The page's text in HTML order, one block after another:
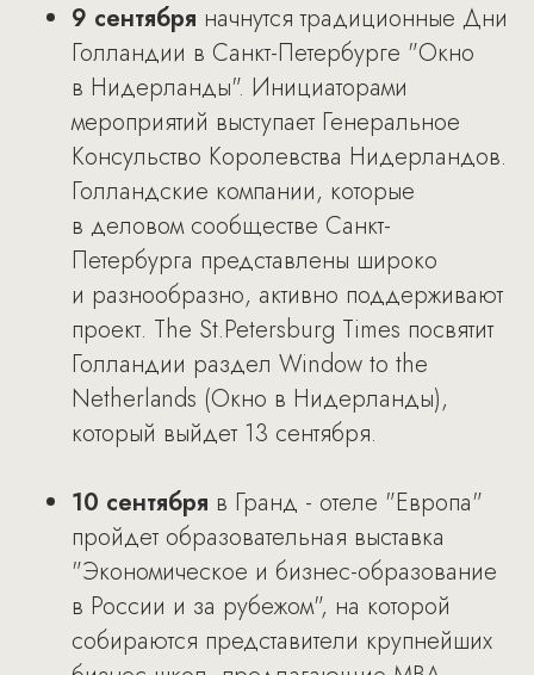
9 сентября начнутся традиционные Дни
Голландии в Санкт-Петербурге "Окно
в Нидерланды". Инициаторами
мероприятий выступает Генеральное
Консульство Королевства Нидерландов.
Голландские компании, которые
в деловом сообществе Санкт-
Петербурга представлены широко
и разнообразно, активно поддерживают
проект. The St.Petersburg Times посвятит
Голландии раздел Window to the
Netherlands (Окно в Нидерланды),
который выйдет 13 сентября.
10 сентября в Гранд - отеле "Европа"
пройдет образовательная выставка
"Экономическое и бизнeс-образование
в России и за рубежом", на которой
собираются представители крупнейших